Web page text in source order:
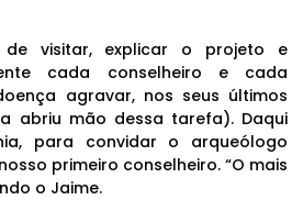
de visitar, explicar o projeto e
cada conselheiro e cada
agravar, nos seus últimos
abriu mão dessa tarefa). Daqui
para convidar o arqueólogo
primeiro conselheiro. “O mais
o Jaime.